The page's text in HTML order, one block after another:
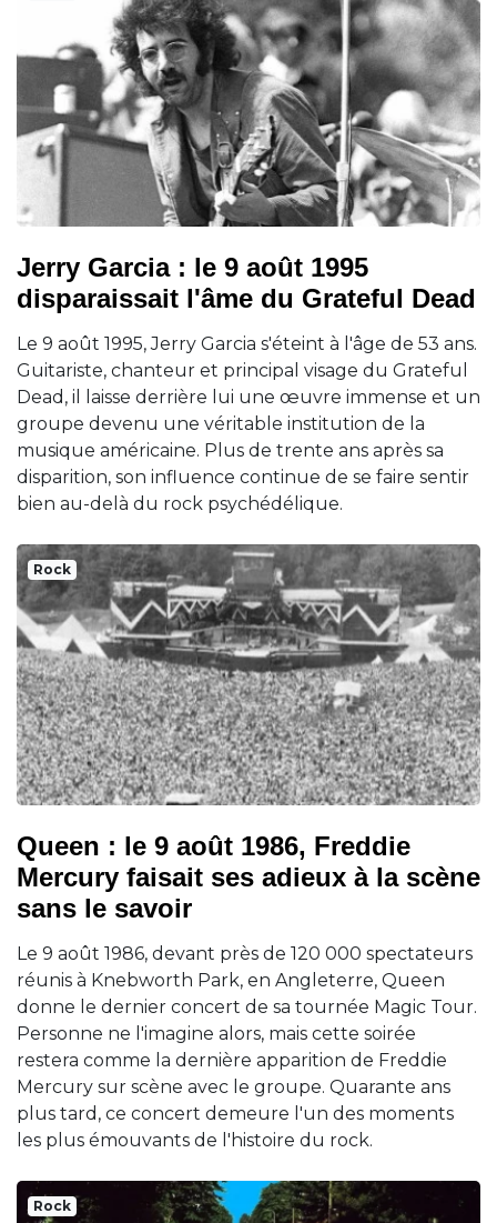
Jerry Garcia : le 9 août 1995
disparaissait l'âme du Grateful Dead
Le 9 août 1995, Jerry Garcia s'éteint à l'âge de 53 ans.
Guitariste, chanteur et principal visage du Grateful
Dead, il laisse derrière lui une œuvre immense et un
groupe devenu une véritable institution de la
musique américaine. Plus de trente ans après sa
disparition, son influence continue de se faire sentir
bien au-delà du rock psychédélique.
Rock
Queen : le 9 août 1986, Freddie
Mercury faisait ses adieux à la scène
sans le savoir
Le 9 août 1986, devant près de 120 000 spectateurs
réunis à Knebworth Park, en Angleterre, Queen
donne le dernier concert de sa tournée Magic Tour.
Personne ne l'imagine alors, mais cette soirée
restera comme la dernière apparition de Freddie
Mercury sur scène avec le groupe. Quarante ans
plus tard, ce concert demeure l'un des moments
les plus émouvants de l'histoire du rock.
Rock